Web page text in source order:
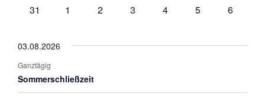
0
31
0
1
0
2
0
3
0
4
0
5
0
6
03.08.2026
Ganztägig
Sommerschließzeit